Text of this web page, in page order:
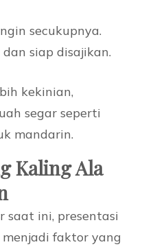
secukupnya.
siap disajikan.
kekinian,
segar seperti
mandarin.
Kaling Ala
saat ini, presentasi
faktor yang